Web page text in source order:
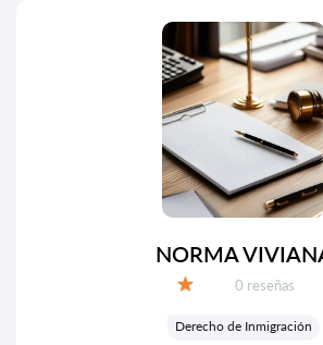
NORMA
Número de
0 reseñas
Derecho de Inmigración